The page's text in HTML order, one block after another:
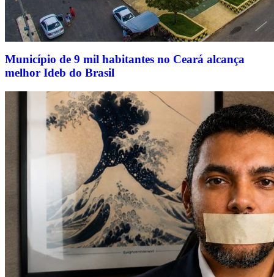
Município de 9 mil habitantes no Ceará alcança
melhor Ideb do Brasil